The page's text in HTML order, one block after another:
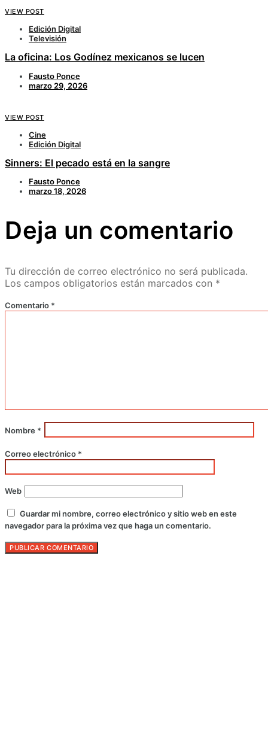
VIEW POST
Edición Digital
Televisión
La oficina: Los Godínez mexicanos se lucen
Fausto Ponce
marzo 29, 2026
VIEW POST
Cine
Edición Digital
Sinners: El pecado está en la sangre
Fausto Ponce
marzo 18, 2026
Deja un comentario
Tu dirección de correo electrónico no será publicada.
Los campos obligatorios están marcados con *
Comentario *
Nombre *
Correo electrónico *
Web
Guardar mi nombre, correo electrónico y sitio web en este
navegador para la próxima vez que haga un comentario.